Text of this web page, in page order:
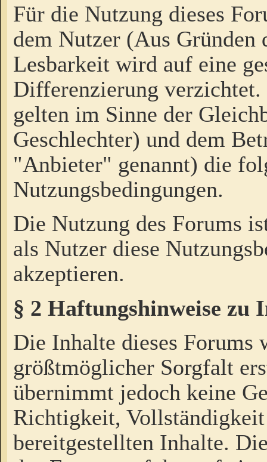
Für die Nutzung dieses
dem Nutzer (Aus Gründen
Lesbarkeit wird auf eine
Differenzierung
gelten im Sinne der
Geschlechter) und dem
"Anbieter" genannt) die
Nutzungsbedingungen.
Die Nutzung des Forums
als Nutzer diese
akzeptieren.
§ 2 Haftungshinweise zu
Die Inhalte dieses Forums
größtmöglicher Sorgfalt
übernimmt jedoch keine
Richtigkeit,
bereitgestellten Inhalte.